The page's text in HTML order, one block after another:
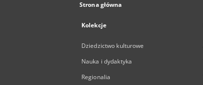
Strona główna
Kolekcje
Dziedzictwo kulturowe
Nauka i dydaktyka
Regionalia